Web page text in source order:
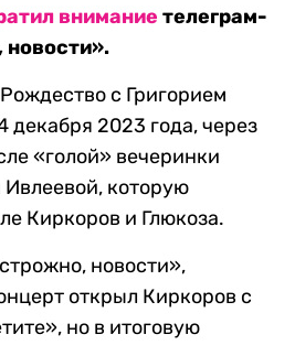
внимание телеграм-
с Григорием
2023 года, через
«голой» вечеринки
Ивлеевой, которую
Киркоров и Глюкоза.
новости»,
открыл Киркоров с
но в итоговую